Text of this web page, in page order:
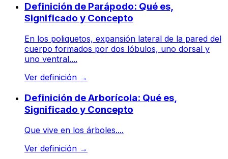
Definición de Parápodo: Qué es,
Significado y Concepto
En los poliquetos, expansión lateral de la pared del
cuerpo formados por dos lóbulos, uno dorsal y
uno ventral....
Ver definición →
Definición de Arborícola: Qué es,
Significado y Concepto
Que vive en los árboles....
Ver definición →